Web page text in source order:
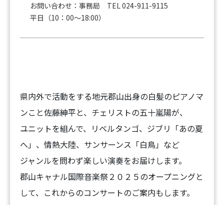
お問い合わせ：事務局 TEL 024-911-9115
平日（10：00〜18:00）
県内外で活動をする地元郡山出身の白髪のピアノマ
ンこと佐藤紳平と、チェリストの五十嵐陽が、
ユニットを組んで、リベルタンゴ、ジブリ「あの夏
へ」、情熱大陸、サンサーンス「白鳥」など
ジャンルを問わず楽しい演奏をお届けします。
郡山キャナル国際音楽祭２０２５のオープニングと
して、これからのコンサートのご案内もします。